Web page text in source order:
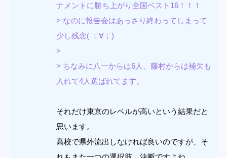
ナメントに勝ち上がり全国ベスト16！！！
> なのに報告会はあっさり終わってしまって
少し残念( ；∀；)
>
> ちなみに八一からは6人、藤村からは補欠も
入れて4人選ばれてます。
それだけ東京のレベルが高いという結果だと
思います。
高校で県外流出しなければ良いのですが、そ